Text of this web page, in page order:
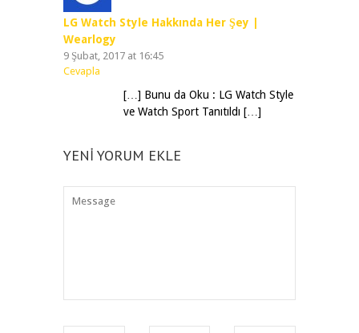
LG Watch Style Hakkında Her Şey |
Wearlogy
9 Şubat, 2017 at 16:45
Cevapla
[…] Bunu da Oku : LG Watch Style
ve Watch Sport Tanıtıldı […]
YENI YORUM EKLE